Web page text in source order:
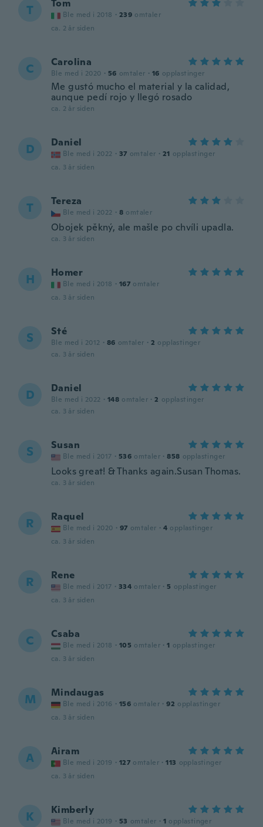
T Tom
Ble med i 2018 · 239 omtaler
ca. 2 år siden
C Carolina
Ble med i 2020 · 56 omtaler · 16 opplastinger
Me gustó mucho el material y la calidad,
aunque pedí rojo y llegó rosado
ca. 2 år siden
D Daniel
Ble med i 2022 · 37 omtaler · 21 opplastinger
ca. 3 år siden
T Tereza
Ble med i 2022 · 8 omtaler
Obojek pěkný, ale mašle po chvíli upadla.
ca. 3 år siden
H Homer
Ble med i 2018 · 167 omtaler
ca. 3 år siden
S Sté
Ble med i 2012 · 86 omtaler · 2 opplastinger
ca. 3 år siden
D Daniel
Ble med i 2022 · 148 omtaler · 2 opplastinger
ca. 3 år siden
S Susan
Ble med i 2017 · 536 omtaler · 858 opplastinger
Looks great! & Thanks again.Susan Thomas.
ca. 3 år siden
R Raquel
Ble med i 2020 · 97 omtaler · 4 opplastinger
ca. 3 år siden
R Rene
Ble med i 2017 · 334 omtaler · 5 opplastinger
ca. 3 år siden
C Csaba
Ble med i 2018 · 105 omtaler · 1 opplastinger
ca. 3 år siden
M Mindaugas
Ble med i 2016 · 156 omtaler · 92 opplastinger
ca. 3 år siden
A Airam
Ble med i 2019 · 127 omtaler · 113 opplastinger
ca. 3 år siden
K Kimberly
Ble med i 2019 · 53 omtaler · 1 opplastinger